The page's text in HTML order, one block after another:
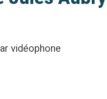
vidéophone